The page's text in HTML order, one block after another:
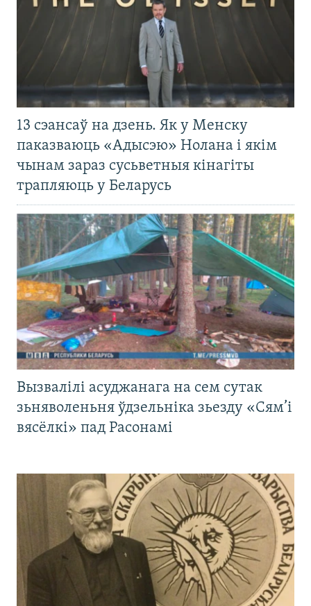
13 сэансаў на дзень. Як у Менску
паказваюць «Адысэю» Нолана і якім
чынам зараз сусьветныя кінагіты
трапляюць у Беларусь
Вызвалілі асуджанага на сем сутак
зьняволеньня ўдзельніка зьезду «Сям’і
вясёлкі» пад Расонамі